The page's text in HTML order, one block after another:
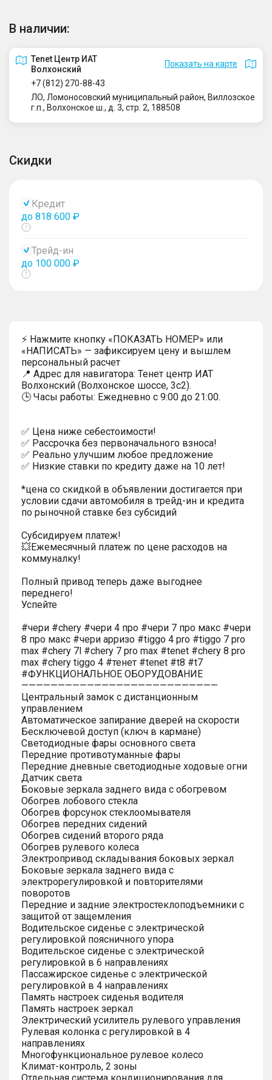
В наличии:
Tenet Центр ИАТ
Волхонский
Показать на карте
+7 (812) 270-88-43
ЛО, Ломоносовский муниципальный район, Виллозское
г.п., Волхонское ш., д. 3, стр. 2, 188508
Скидки
Кредит
до 818 600 ₽
Показать
Трейд-ин
до 100 000 ₽
Показать
⚡ Нажмите кнопку «ПОКАЗАТЬ НОМЕР» или
«НАПИСАТЬ» — зафиксируем цену и вышлем
персональный расчет
📍 Адрес для навигатора: Тенет центр ИАТ
Волхонский (Волхонское шоссе, 3с2).
🕒 Часы работы: Ежедневно с 9:00 до 21:00.
✅ Цена ниже себестоимости!
✅ Рассрочка без первоначального взноса!
✅ Реально улучшим любое предложение
✅ Низкие ставки по кредиту даже на 10 лет!
*цена со скидкой в объявлении достигается при
условии сдачи автомобиля в трейд-ин и кредита
по рыночной ставке без субсидий
Субсидируем платеж!
💥Ежемесячный платеж по цене расходов на
коммуналку!
Полный привод теперь даже выгоднее
переднего!
Успейте
#чери #chery #чери 4 про #чери 7 про макс #чери
8 про макс #чери арризо #tiggo 4 pro #tiggo 7 pro
max #chery 7l #chery 7 pro max #tenet #chery 8 pro
max #chery tiggo 4 #тенет #tenet #t8 #t7
#ФУНКЦИОНАЛЬНОЕ ОБОРУДОВАНИЕ
———————————————————————————
Центральный замок с дистанционным
управлением
Автоматическое запирание дверей на скорости
Бесключевой доступ (ключ в кармане)
Светодиодные фары основного света
Передние противотуманные фары
Передние дневные светодиодные ходовые огни
Датчик света
Боковые зеркала заднего вида с обогревом
Обогрев лобового стекла
Обогрев форсунок стеклоомывателя
Обогрев передних сидений
Обогрев сидений второго ряда
Обогрев рулевого колеса
Электропривод складывания боковых зеркал
Боковые зеркала заднего вида с
электрорегулировкой и повторителями
поворотов
Передние и задние электростеклоподъемники с
защитой от защемления
Водительское сиденье с электрической
регулировкой поясничного упора
Водительское сиденье с электрической
регулировкой в 6 направлениях
Пассажирское сиденье с электрической
регулировкой в 4 направлениях
Память настроек сиденья водителя
Память настроек зеркал
Электрический усилитель рулевого управления
Рулевая колонка с регулировкой в 4
направлениях
Многофункциональное рулевое колесо
Климат-контроль, 2 зоны
Отдельная система кондиционирования для